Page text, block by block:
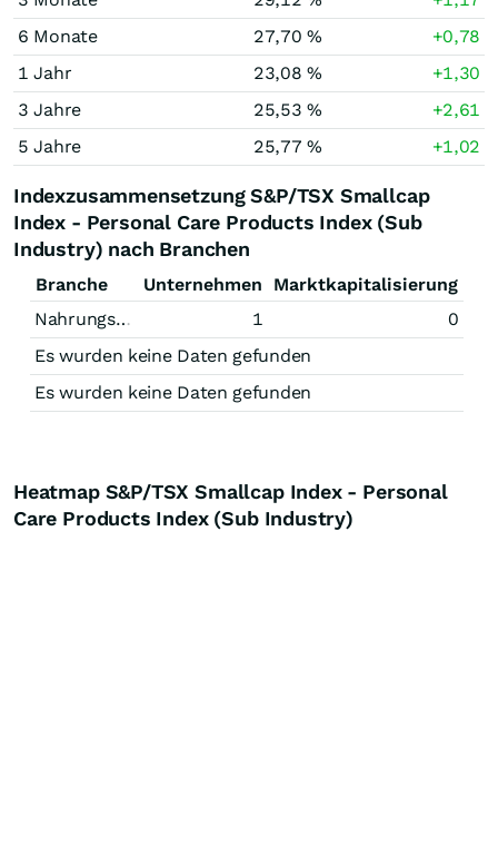
6 Monate
27,70 %
+0,78
1 Jahr
23,08 %
+1,30
3 Jahre
25,53 %
+2,61
5 Jahre
25,77 % +1,02
Indexzusammensetzung S&P/TSX Smallcap
Index - Personal Care Products Index (Sub
Industry) nach Branchen
Branche Unternehmen
Marktkapitalisierung
Nahrungsmittel
1
0
Es wurden keine Daten gefunden
Es wurden keine Daten gefunden
Heatmap S&P/TSX Smallcap Index - Personal
Care Products Index (Sub Industry)